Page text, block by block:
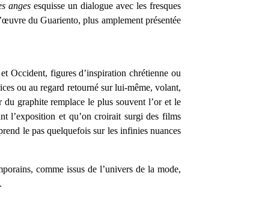
anges esquisse un dialogue avec les fresques
du Guariento, plus amplement présentée
Occident, figures d’inspiration chrétienne ou
ou au regard retourné sur lui-même, volant,
graphite remplace le plus souvent l’or et le
l’exposition et qu’on croirait surgi des films
le pas quelquefois sur les infinies nuances
comme issus de l’univers de la mode,